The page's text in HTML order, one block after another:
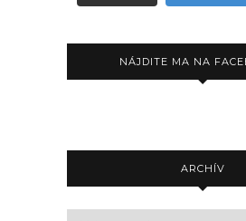
NÁJDITE MA NA
ARCHÍV